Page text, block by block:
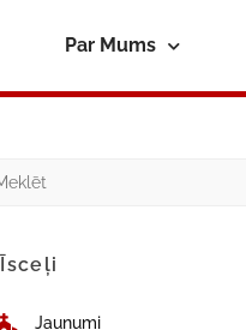
Par Mums
Īsceļi
Jaunumi